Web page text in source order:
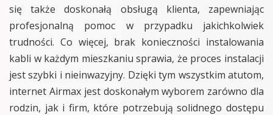
się także doskonałą obsługą klienta, zapewniając
profesjonalną pomoc w przypadku jakichkolwiek
trudności. Co więcej, brak konieczności instalowania
kabli w każdym mieszkaniu sprawia, że proces instalacji
jest szybki i nieinwazyjny. Dzięki tym wszystkim atutom,
internet Airmax jest doskonałym wyborem zarówno dla
rodzin, jak i firm, które potrzebują solidnego dostępu